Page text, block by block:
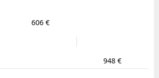
606 €
948 €